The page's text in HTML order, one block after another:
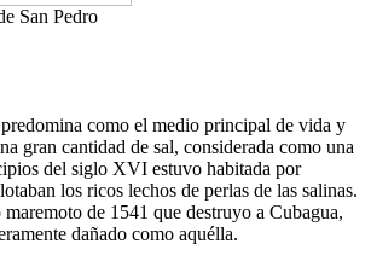
San Pedro
como el medio principal de vida y
gran cantidad de sal, considerada como una
del siglo XVI estuvo habitada por
los ricos lechos de perlas de las salinas.
de 1541 que destruyo a Cubagua,
dañado como aquélla.